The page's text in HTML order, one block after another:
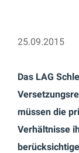
25.09.2015
Das LAG
müssen die
Verhältnisse